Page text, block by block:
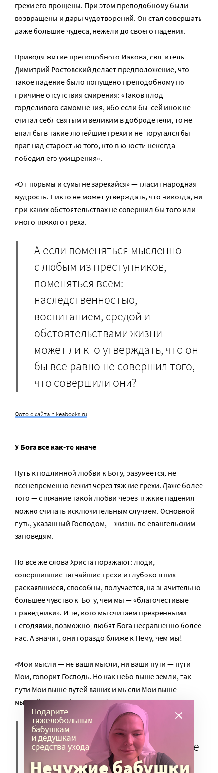
грехи его прощены. При этом преподобному были
возвращены и дары чудотворений. Он стал совершать
даже большие чудеса, нежели до своего падения.
Приводя житие преподобного Иакова, святитель
Димитрий Ростовский делает предположение, что
такое падение было попущено преподобному по
причине отсутствия смирения: «Таков плод
горделивого самомнения, ибо если бы сей инок не
считал себя святым и великим в добродетели, то не
впал бы в такие лютейшие грехи и не поругался бы
враг над старостью того, кто в юности некогда
победил его ухищрения».
«От тюрьмы и сумы не зарекайся» — гласит народная
мудрость. Никто не может утверждать, что никогда, ни
при каких обстоятельствах не совершил бы того или
иного тяжкого греха.
А если поменяться мысленно
с любым из преступников,
поменяться всем:
наследственностью,
воспитанием, средой и
обстоятельствами жизни —
может ли кто утверждать, что он
бы все равно не совершил того,
что совершили они?
Фото с сайта nikeabooks.ru
У Бога все как-то иначе
Путь к подлинной любви к Богу, разумеется, не
всенепременно лежит через тяжкие грехи. Даже более
того — стяжание такой любви через тяжкие падения
можно считать исключительным случаем. Основной
путь, указанный Господом,— жизнь по евангельским
заповедям.
Но все же слова Христа поражают: люди,
совершившие тягчайшие грехи и глубоко в них
раскаявшиеся, способны, получается, на значительно
большее чувство к Богу, чем мы — «благочестивые
праведники». И те, кого мы считаем презренными
негодяями, возможно, любят Бога несравненно более
нас. А значит, они гораздо ближе к Нему, чем мы!
«Мои мысли — не ваши мысли, ни ваши пути — пути
Мои, говорит Господь. Но как небо выше земли, так
пути Мои выше путей ваших и мысли Мои выше
мыслей ваших» (Ис. 55: 8–9).
Да, по-человечески,
преступники — люди, достойные
ада: и здесь, на земле, и по